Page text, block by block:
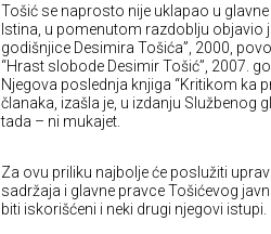
Tošić se naprosto nije uklapao u
Istina, u pomenutom razdoblju objavio
godišnjice Desimira Tošića”, 2000,
“Hrast slobode Desimir Tošić”, 2007.
Njegova poslednja knjiga “Kritikom ka
članaka, izašla je, u izdanju Službenog
tada – ni mukajet.
Za ovu priliku najbolje će poslužiti
sadržaja i glavne pravce Tošićevog
biti iskorišćeni i neki drugi njegovi istupi.